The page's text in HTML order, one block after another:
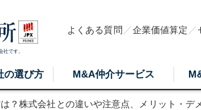
社です。
よくある質問 企業価値算定
の選び方 M&A仲介サービス
？株式会社との違いや注意点、メリット・デ